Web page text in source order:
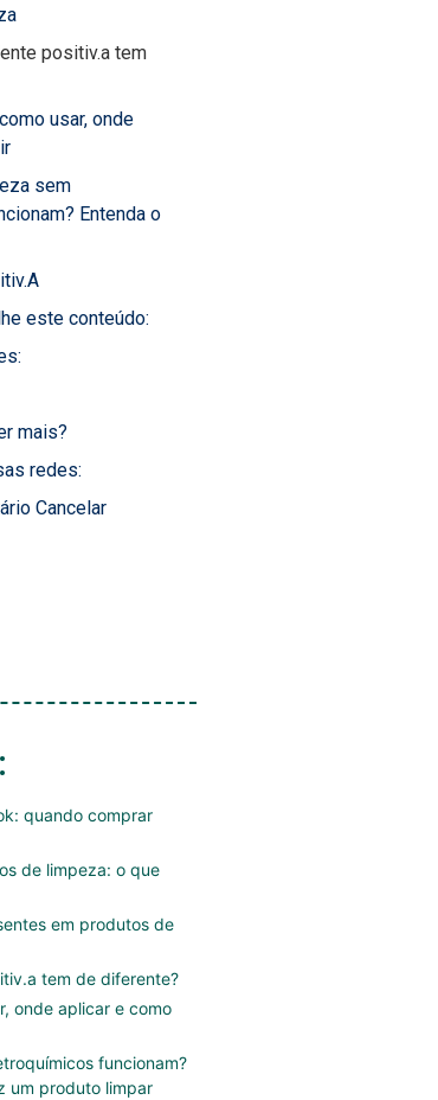
positiv.a tem
usar, onde
sem
Entenda o
este conteúdo:
mais?
redes:
Cancelar
quando comprar
de limpeza: o que
em produtos de
tem de diferente?
onde aplicar e como
funcionam?
um produto limpar